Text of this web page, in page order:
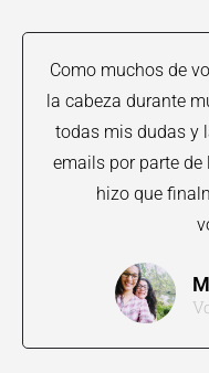
Como muchos de
la cabeza durante
todas mis dudas y
emails por parte
hizo que